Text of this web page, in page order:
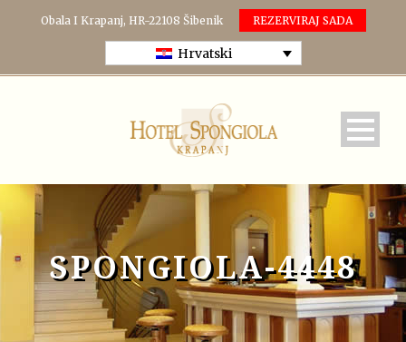
Obala I Krapanj, HR-22108 Šibenik REZERVIRAJ SADA
Hrvatski
SPONGIOLA-4448